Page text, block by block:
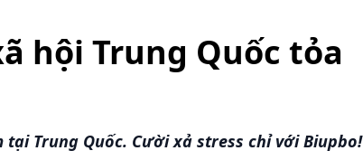
hội Trung Quốc tỏa
Trung Quốc. Cười xả stress chỉ với Biupbo!